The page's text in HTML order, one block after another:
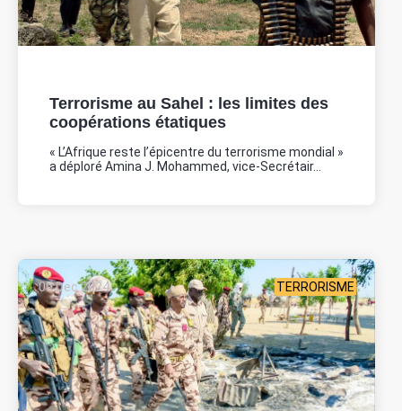
Terrorisme au Sahel : les limites des
coopérations étatiques
« L’Afrique reste l’épicentre du terrorisme mondial »
a déploré Amina J. Mohammed, vice-Secrétair...
TERRORISME
09 Dec 2024